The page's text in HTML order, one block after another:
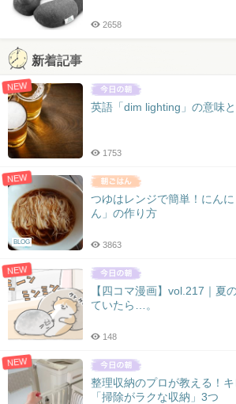
2658
新着記事
NEW
英語「dim lighting」の意味
1753
NEW
BLOG
つゆはレンジで簡単！にん
ん」の作り方
3863
NEW
【四コマ漫画】vol.217｜夏
ていたら…。
148
NEW
整理収納のプロが教える！
「掃除がラクな収納」3つ